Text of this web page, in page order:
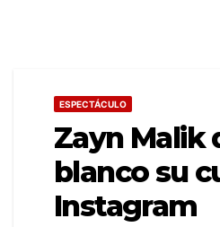
ESPECTÁCULO
Zayn Malik
blanco su
Instagram